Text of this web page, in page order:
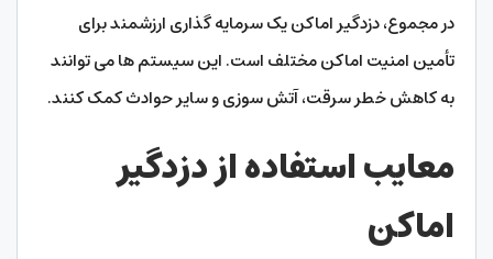
در مجموع، دزدگیر اماکن یک سرمایه گذاری ارزشمند برای
تأمین امنیت اماکن مختلف است. این سیستم ها می توانند
به کاهش خطر سرقت، آتش سوزی و سایر حوادث کمک کنند.
معایب استفاده از دزدگیر
اماکن